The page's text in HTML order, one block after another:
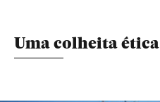
Uma colheita ética